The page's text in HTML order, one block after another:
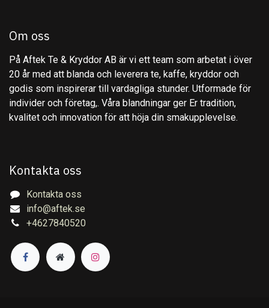
Om oss
På Aftek Te & Kryddor AB är vi ett team som arbetat i över
20 år med att blanda och leverera te, kaffe, kryddor och
godis som inspirerar till vardagliga stunder. Utformade för
individer och företag,. Våra blandningar ger Er tradition,
kvalitet och innovation för att höja din smakupplevelse.
Kontakta oss
Kontakta oss
info@aftek.se
+4627840520